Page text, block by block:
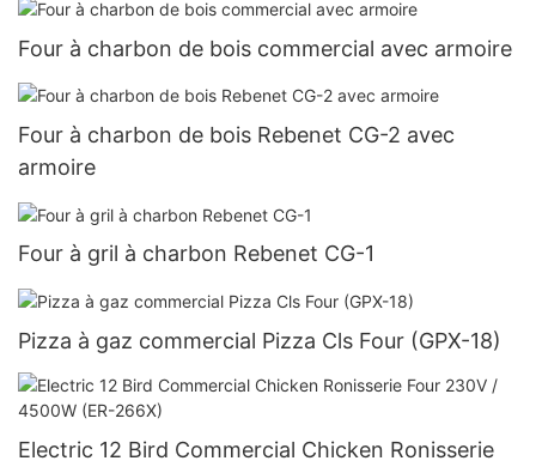
Four à charbon de bois commercial avec armoire
Four à charbon de bois Rebenet CG-2 avec
armoire
Four à gril à charbon Rebenet CG-1
Pizza à gaz commercial Pizza Cls Four (GPX-18)
Electric 12 Bird Commercial Chicken Ronisserie